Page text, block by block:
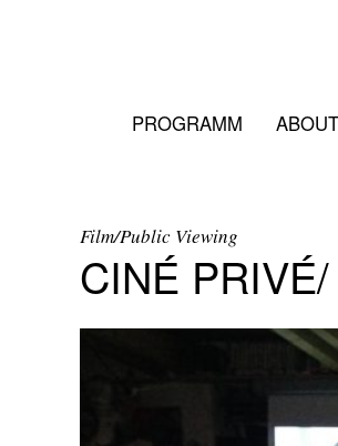
PROGRAMM ABOUT
Film/Public Viewing
CINÉ